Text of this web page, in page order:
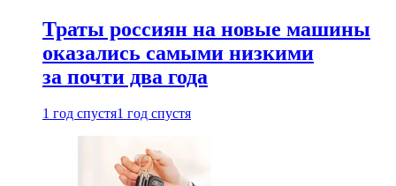
Траты россиян на новые машины
оказались самыми низкими
за почти два года
1 год спустя1 год спустя